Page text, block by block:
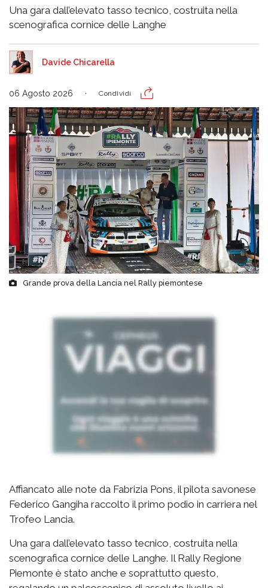
Una gara dall’elevato tasso tecnico, costruita nella
scenografica cornice delle Langhe
Davide Chicarella
06 Agosto 2026 Condividi
Grande prova della Lancia nel Rally piemontese
Affiancato alle note da Fabrizia Pons, il pilota savonese
Federico Gangiha raccolto il primo podio in carriera nel
Trofeo Lancia.
Una gara dall’elevato tasso tecnico, costruita nella
scenografica cornice delle Langhe. Il Rally Regione
Piemonte è stato anche e soprattutto questo,